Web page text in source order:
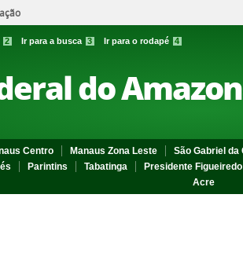
2 Ir para a busca 3 Ir para o rodapé 4
do
Centro Manaus Zona Leste São Gabriel da
Parintins Tabatinga Presidente Figueiredo
Acre